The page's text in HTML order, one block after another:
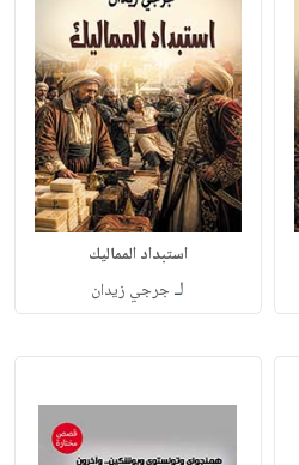
استبداد المماليك
لـجرجي زيدان